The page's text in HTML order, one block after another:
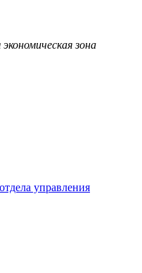
зона
управления